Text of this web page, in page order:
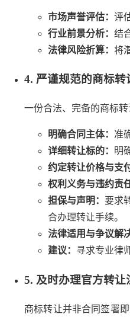
市场声誉评估： 评
行业前景分析： 结
法律风险折算： 将
4. 严谨规范的商标转
一份合法、完备的商标
明确合同主体： 准
详细转让标的： 明
约定转让价格与支
权利义务与违约责
担保与声明： 要求
合办理转让手续。
法律适用与争议解
建议： 寻求专业律
5. 及时办理官方转让
商标转让并非合同签署